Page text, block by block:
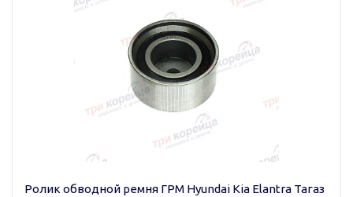
Ролик обводной ремня ГРМ Hyundai Kia Elantra Тагаз